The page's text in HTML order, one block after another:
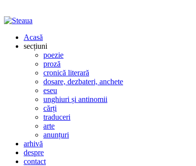
Acasă
secțiuni
poezie
proză
cronică literară
dosare, dezbateri, anchete
eseu
unghiuri și antinomii
cărți
traduceri
arte
anunțuri
arhivă
despre
contact